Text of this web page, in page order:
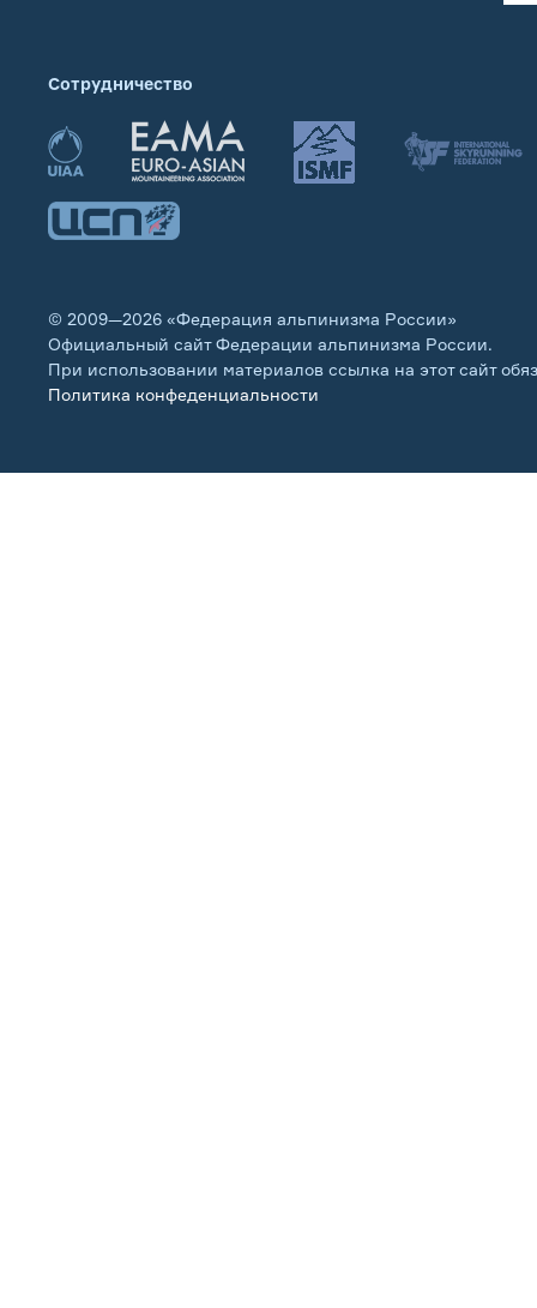
Сотрудничество
© 2009—2026 «Федерация альпинизма России»
Официальный сайт Федерации альпинизма России.
При использовании материалов ссылка на этот сайт
Политика конфеденциальности